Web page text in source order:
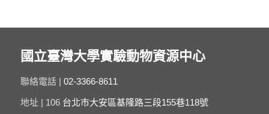
國立臺灣大學實驗動物資源中心
聯絡電話 | 02-3366-8611
地址 | 106 台北市大安區基隆路三段155巷118號